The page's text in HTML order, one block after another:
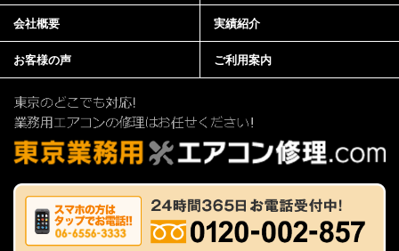
会社概要 実績紹介
お客様の声 ご利用案内